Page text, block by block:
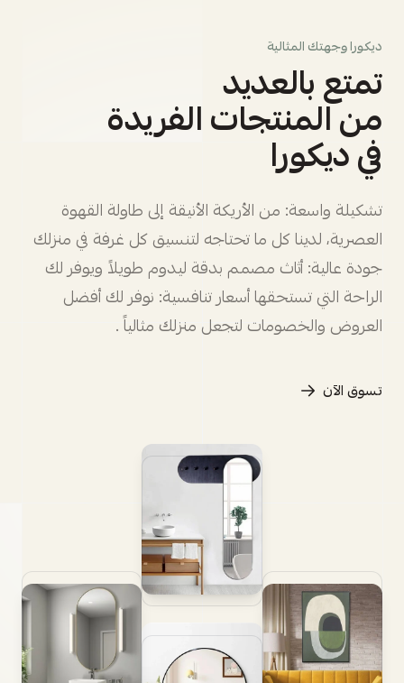
ديكورا وجهتك المثالية
تمتع بالعديد
من المنتجات الفريدة
في ديكورا
تشكيلة واسعة: من الأريكة الأنيقة إلى طاولة القهوة
العصرية، لدينا كل ما تحتاجه لتنسيق كل غرفة في منزلك
جودة عالية: أثاث مصمم بدقة ليدوم طويلاً ويوفر لك
الراحة التي تستحقها أسعار تنافسية: نوفر لك أفضل
العروض والخصومات لتجعل منزلك مثالياً .
تسوق الآن